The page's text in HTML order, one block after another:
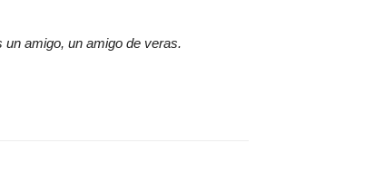
amigo, un amigo de veras.